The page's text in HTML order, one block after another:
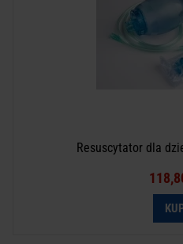
Resuscytator dla